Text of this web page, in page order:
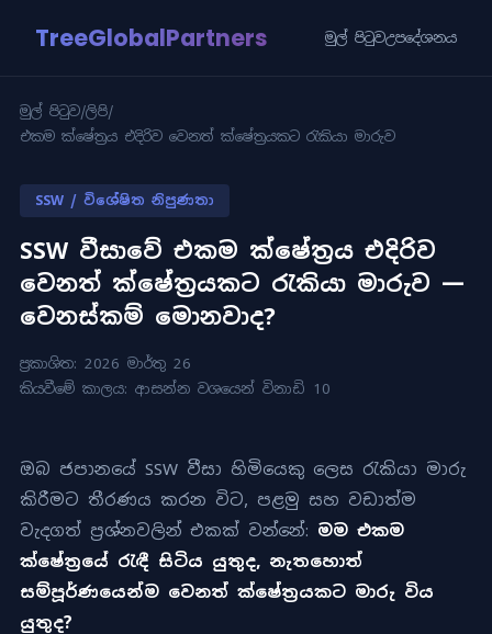
TreeGlobalPartners මුල් පිටුවඋපදේශනය
මුල් පිටුව/ලිපි/
එකම ක්ෂේත්‍රය එදිරිව වෙනත් ක්ෂේත්‍රයකට රැකියා මාරුව
SSW / විශේෂිත නිපුණතා
SSW වීසාවේ එකම ක්ෂේත්‍රය එදිරිව
වෙනත් ක්ෂේත්‍රයකට රැකියා මාරුව —
වෙනස්කම් මොනවාද?
ප්‍රකාශිත: 2026 මාර්තු 26
කියවීමේ කාලය: ආසන්න වශයෙන් විනාඩි 10
ඔබ ජපානයේ SSW වීසා හිමියෙකු ලෙස රැකියා මාරු
කිරීමට තීරණය කරන විට, පළමු සහ වඩාත්ම
වැදගත් ප්‍රශ්නවලින් එකක් වන්නේ: මම එකම
ක්ෂේත්‍රයේ රැඳී සිටිය යුතුද, නැතහොත්
සම්පූර්ණයෙන්ම වෙනත් ක්ෂේත්‍රයකට මාරු විය
යුතුද?